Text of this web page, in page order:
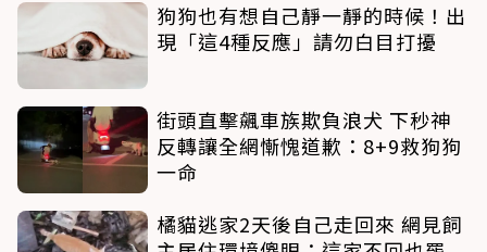
狗狗也有想自己靜一靜的時候！出
現「這4種反應」請勿白目打擾
街頭直擊飆車族欺負浪犬 下秒神
反轉讓全網慚愧道歉：8+9救狗狗
一命
橘貓逃家2天後自己走回來 網見飼